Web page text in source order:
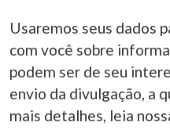
Usaremos seus dados
com você sobre
podem ser de seu
envio da divulgação, a
mais detalhes, leia